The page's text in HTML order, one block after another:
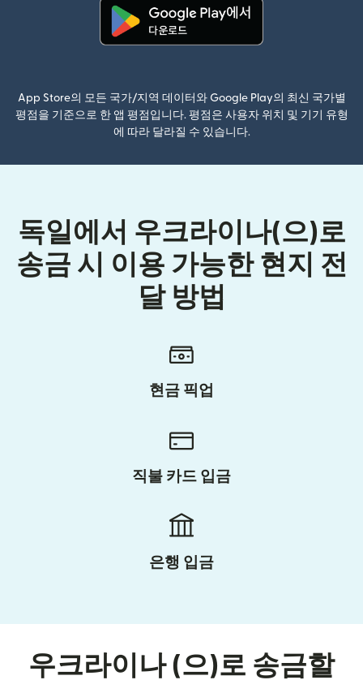
App Store의 모든 국가/지역 데이터와 Google Play의 최신 국가별
평점을 기준으로 한 앱 평점입니다. 평점은 사용자 위치 및 기기 유형
에 따라 달라질 수 있습니다.
독일에서 우크라이나(으)로
송금 시 이용 가능한 현지 전
달 방법
현금 픽업
직불 카드 입금
은행 입금
우크라이나 (으)로 송금할